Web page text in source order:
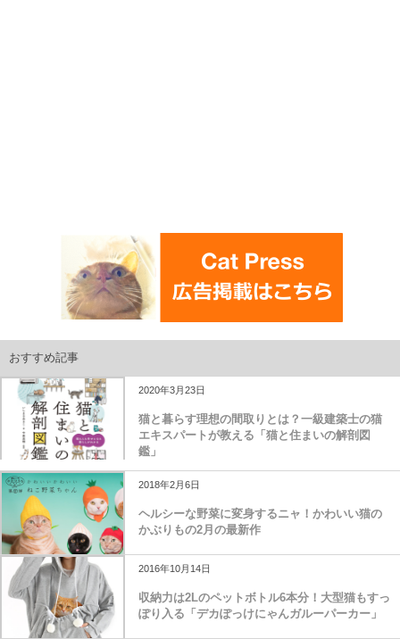
おすすめ記事
2020年3月23日
猫と暮らす理想の間取りとは？一級建築士の猫
エキスパートが教える「猫と住まいの解剖図
鑑」
2018年2月6日
ヘルシーな野菜に変身するニャ！かわいい猫の
かぶりもの2月の最新作
2016年10月14日
収納力は2Lのペットボトル6本分！大型猫もすっ
ぽり入る「デカぽっけにゃんガルーパーカー」